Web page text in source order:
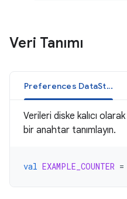
Veri Tanımı
Preferences DataStore
Verileri diske kalıcı
bir anahtar tanımlayın.
val EXAMPLE_COUNTER =